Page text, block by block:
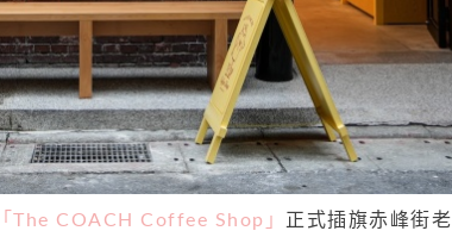
「The COACH Coffee Shop」 正式插旗赤峰街老